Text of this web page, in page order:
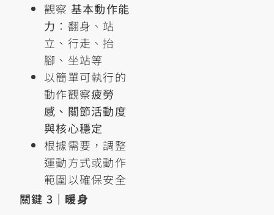
觀察 基本動作能
力 ：翻身、站
立、行走、抬
腳、坐站等
以簡單可執行的
動作觀察疲勞
感、關節活動度
與核心穩定
根據需要，調整
運動方式或動作
範圍以確保安全
關鍵 3｜ 暖身